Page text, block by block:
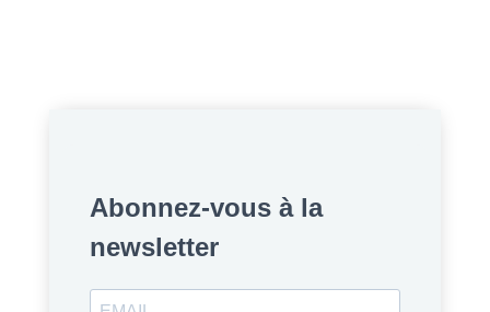
Abonnez-vous à la
newsletter